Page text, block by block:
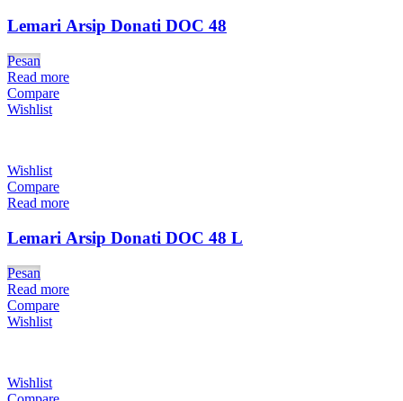
Lemari Arsip Donati DOC 48
Pesan
Read more
Compare
Wishlist
Wishlist
Compare
Read more
Lemari Arsip Donati DOC 48 L
Pesan
Read more
Compare
Wishlist
Wishlist